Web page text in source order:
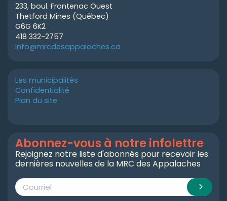
233, boul. Frontenac Ouest
Thetford Mines (Québec)
G6G 6K2
418 332-2757
info@mrcdesappalaches.ca
Les municipalités
Confidentialité
Plan du site
Abonnez-vous à notre infolettre
Rejoignez notre liste d'abonnés pour recevoir les
dernières nouvelles de la MRC des Appalaches